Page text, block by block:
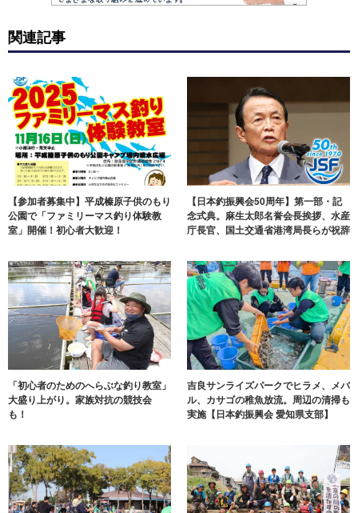
関連記事
【参加者募集中】平成榛原子供のもり
公園で「ファミリーマス釣り体験教
室」開催！初心者大歓迎！
【日本釣振興会50周年】第一部・記
念式典。麻生太郎名誉会長挨拶、水産
庁長官、国土交通省港湾局長らが祝辞
「初心者のためのへらぶな釣り教室」
大盛り上がり。家族対抗の競技会
も！
吉良サンライズパークでヒラメ、メバ
ル、カサゴの稚魚放流。周辺の清掃も
実施【日本釣振興会 愛知県支部】